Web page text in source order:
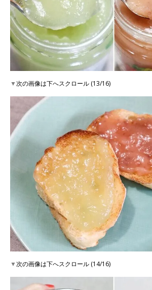
▼次の画像は下へスクロール (13/16)
▼次の画像は下へスクロール (14/16)